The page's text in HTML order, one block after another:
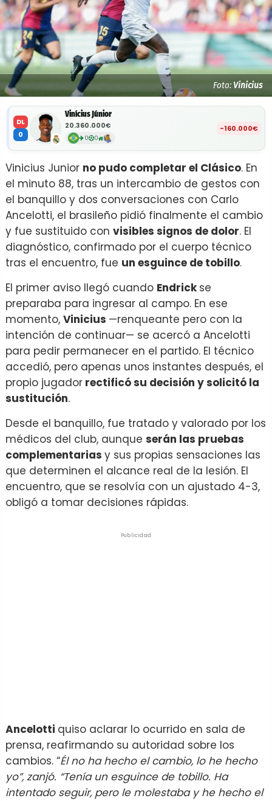
Foto: Vinicius
DL
0
Vinícius Júnior
20.360.000€
0 0
-160.000€
Vinicius Junior no pudo completar el Clásico. En
el minuto 88, tras un intercambio de gestos con
el banquillo y dos conversaciones con Carlo
Ancelotti, el brasileño pidió finalmente el cambio
y fue sustituido con visibles signos de dolor. El
diagnóstico, confirmado por el cuerpo técnico
tras el encuentro, fue un esguince de tobillo.
El primer aviso llegó cuando Endrickse
preparaba para ingresar al campo. En ese
momento, Vinicius —renqueante pero con la
intención de continuar— se acercó a Ancelotti
para pedir permanecer en el partido. El técnico
accedió, pero apenas unos instantes después, el
propio jugador rectificó su decisión y solicitó la
sustitución.
Desde el banquillo, fue tratado y valorado por los
médicos del club, aunque serán las pruebas
complementarias y sus propias sensaciones las
que determinen el alcance real de la lesión. El
encuentro, que se resolvía con un ajustado 4-3,
obligó a tomar decisiones rápidas.
Publicidad
Ancelotti quiso aclarar lo ocurrido en sala de
prensa, reafirmando su autoridad sobre los
cambios. “Él no ha hecho el cambio, lo he hecho
yo”, zanjó. “Tenía un esguince de tobillo. Ha
intentado seguir, pero le molestaba y he hecho el